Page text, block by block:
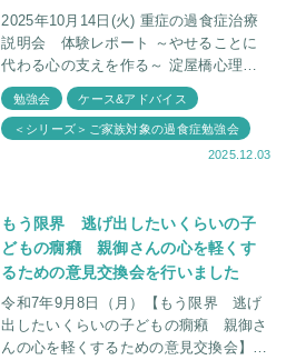
2025年10月14日(火) 重症の過食症治療
説明会 体験レポート ～やせることに
代わる心の支えを作る～ 淀屋橋心理療
法センターでは臨床心理士・福田俊介と
精神科医・福田俊一とともに、ゲー
勉強会 ケース&アドバイス
＜シリーズ＞ご家族対象の過食症勉強会
2025.12.03
もう限界 逃げ出したいくらいの子
どもの癇癪 親御さんの心を軽くす
るための意見交換会を行いました
令和7年9月8日（月）【もう限界 逃げ
出したいくらいの子どもの癇癪 親御さ
んの心を軽くするための意見交換会】を